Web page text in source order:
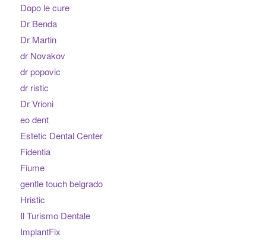
Dopo le cure
Dr Benda
Dr Martin
dr Novakov
dr popovic
dr ristic
Dr Vrioni
eo dent
Estetic Dental Center
Fidentia
Fiume
gentle touch belgrado
Hristic
Il Turismo Dentale
ImplantFix